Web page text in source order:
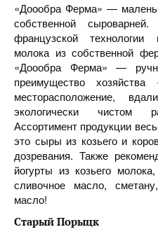
«Доообра Ферма» —
собственной
французской
молока из собственной
«Доообра Ферма» —
преимущество
месторасположение,
экологически чистом
Ассортимент продукции
это сыры из козьего и
дозревания. Также
йогурты из козьего
сливочное масло,
масло!
Старый Порыцк